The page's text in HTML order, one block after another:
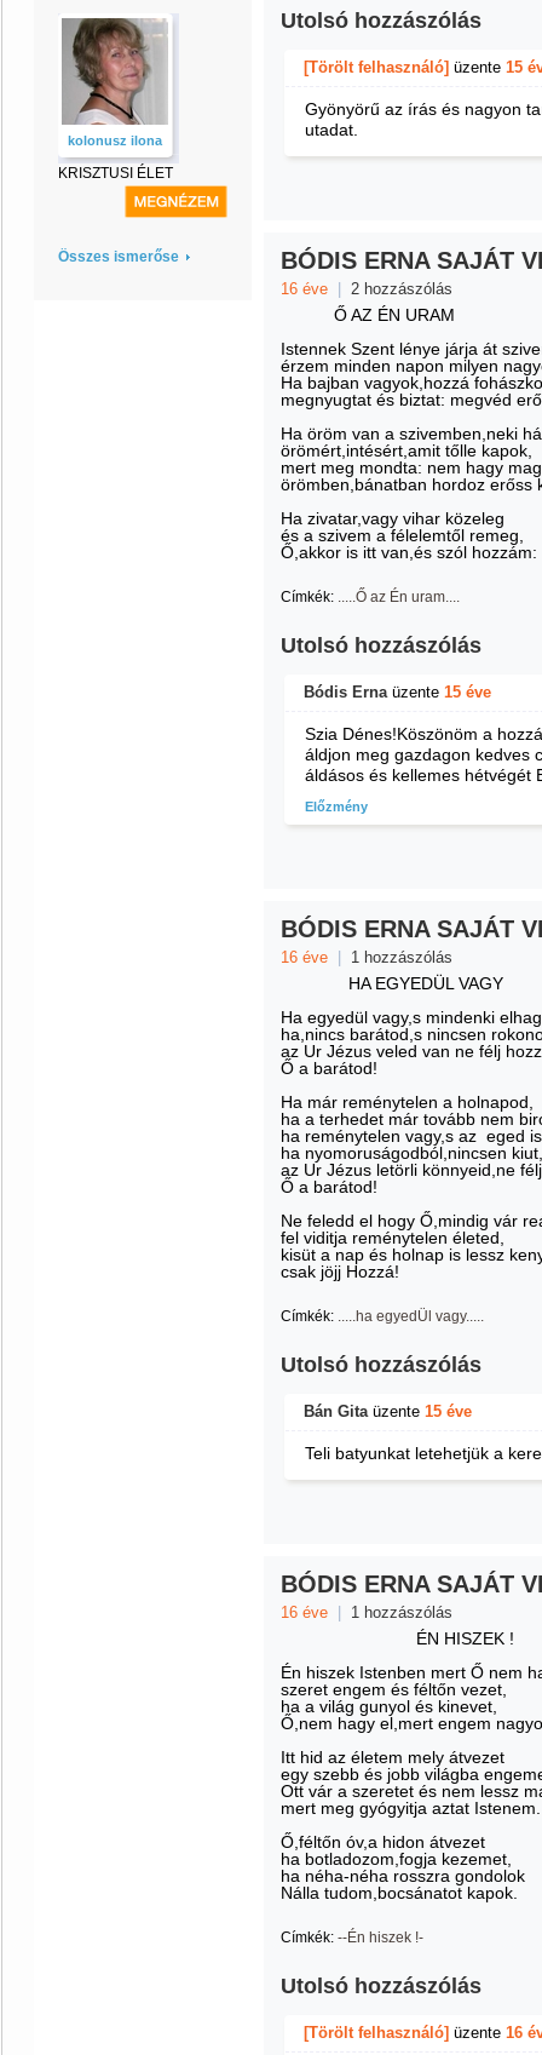
kolonusz ilona
KRISZTUSI ÉLET
Összes ismerőse
Utolsó hozzászólás
[Törölt felhasználó] üzente 15
Gyönyörű az írás és nagyon
utadat.
BÓDIS ERNA SAJÁT
16 éve 2 hozzászólás
Ő AZ ÉN URAM
Istennek Szent lénye járja át
érzem minden napon milyen
Ha bajban vagyok,hozzá
megnyugtat és biztat: megvéd
Ha öröm van a szivemben,neki
örömért,intésért,amit tőlle kapok,
mert meg mondta: nem hagy
örömben,bánatban hordoz erőss
Ha zivatar,vagy vihar közeleg
és a szivem a félelemtől remeg,
Ő,akkor is itt van,és szól hozzám:
Címkék: .....Ő az Én uram....
Utolsó hozzászólás
Bódis Erna üzente 15 éve
Szia Dénes!Köszönöm a
áldjon meg gazdagon kedves
áldásos és kellemes hétvégét
Előzmény
BÓDIS ERNA SAJÁT
16 éve 1 hozzászólás
HA EGYEDÜL VAGY
Ha egyedül vagy,s mindenki
ha,nincs barátod,s nincsen
az Ur Jézus veled van ne félj
Ő a barátod!
Ha már reménytelen a holnapod,
ha a terhedet már tovább nem
ha reménytelen vagy,s az eged
ha nyomoruságodból,nincsen kiut,
az Ur Jézus letörli könnyeid,ne
Ő a barátod!
Ne feledd el hogy Ő,mindig vár
fel viditja reménytelen életed,
kisüt a nap és holnap is lessz
csak jöjj Hozzá!
Címkék: .....ha egyedÜl vagy.....
Utolsó hozzászólás
Bán Gitaüzente 15 éve
Teli batyunkat letehetjük a
BÓDIS ERNA SAJÁT
16 éve 1 hozzászólás
ÉN HISZEK !
Én hiszek Istenben mert Ő nem
szeret engem és féltőn vezet,
ha a világ gunyol és kinevet,
Ő,nem hagy el,mert engem
Itt hid az életem mely átvezet
egy szebb és jobb világba
Ott vár a szeretet és nem lessz
mert meg gyógyitja aztat Istenem.
Ő,féltőn óv,a hidon átvezet
ha botladozom,fogja kezemet,
ha néha-néha rosszra gondolok
Nálla tudom,bocsánatot kapok.
Címkék: --Én hiszek !-
Utolsó hozzászólás
[Törölt felhasználó] üzente 16